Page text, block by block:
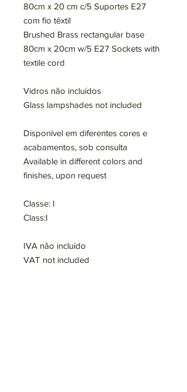
80cm x 20 cm c/5 Suportes E27
com fio têxtil
Brushed Brass rectangular base
80cm x 20cm w/5 E27 Sockets with
textile cord
Vidros não incluídos
Glass lampshades not included
Disponível em diferentes cores e
acabamentos, sob consulta
Available in different colors and
finishes, upon request
Classe: I
Class:I
IVA não incluído
VAT not included